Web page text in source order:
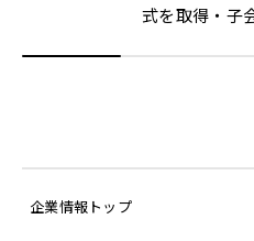
式を取得・子
企業情報トップ